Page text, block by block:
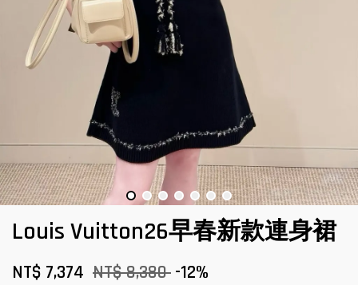
Louis Vuitton26早春新款連身裙
NT$ 7,374 NT$ 8,380 -12%